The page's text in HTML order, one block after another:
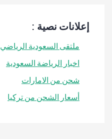
إعلانات نصية :
ملتقى السعودية الرياضي
اخبار الرياضة السعودية
شحن من الامارات
أسعار الشحن من تركيا